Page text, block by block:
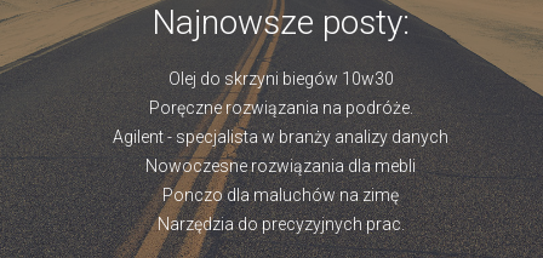
Najnowsze posty:
Olej do skrzyni biegów 10w30
Poręczne rozwiązania na podróże.
Agilent - specjalista w branży analizy danych
Nowoczesne rozwiązania dla mebli
Ponczo dla maluchów na zimę
Narzędzia do precyzyjnych prac.